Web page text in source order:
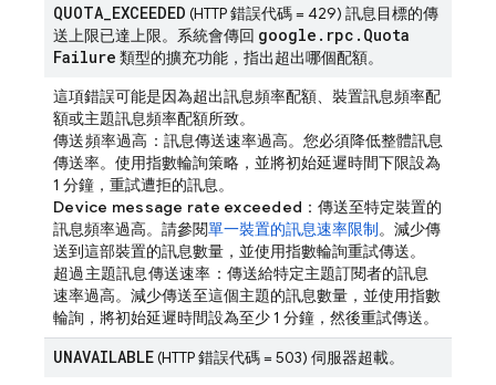
QUOTA_EXCEEDED (HTTP 錯誤代碼 = 429) 訊息目標的傳
送上限已達上限。系統會傳回 google . rpc . Quota
Failure 類型的擴充功能，指出超出哪個配額。
這項錯誤可能是因為超出訊息頻率配額、裝置訊息頻率配
額或主題訊息頻率配額所致。
傳送頻率過高 ：訊息傳送速率過高。您必須降低整體訊息
傳送率。使用指數輪詢策略，並將初始延遲時間下限設為
1 分鐘，重試遭拒的訊息。
Device message rate exceeded ：傳送至特定裝置的
訊息頻率過高。請參閱單一裝置的訊息速率限制。減少傳
送到這部裝置的訊息數量，並使用指數輪詢重試傳送。
超過主題訊息傳送速率 ：傳送給特定主題訂閱者的訊息
速率過高。減少傳送至這個主題的訊息數量，並使用指數
輪詢，將初始延遲時間設為至少 1 分鐘，然後重試傳送。
UNAVAILABLE(HTTP 錯誤代碼 = 503) 伺服器超載。